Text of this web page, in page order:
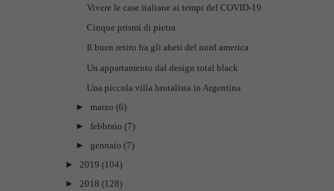
Vivere le case italiane ai tempi del COVID-19
Cinque prismi di pietra
Il buen retiro fra gli abeti del nord america
Un appartamento dal design total black
Una piccola villa brutalista in Argentina
► marzo (6)
► febbraio (7)
► gennaio (7)
► 2019 (104)
► 2018 (128)